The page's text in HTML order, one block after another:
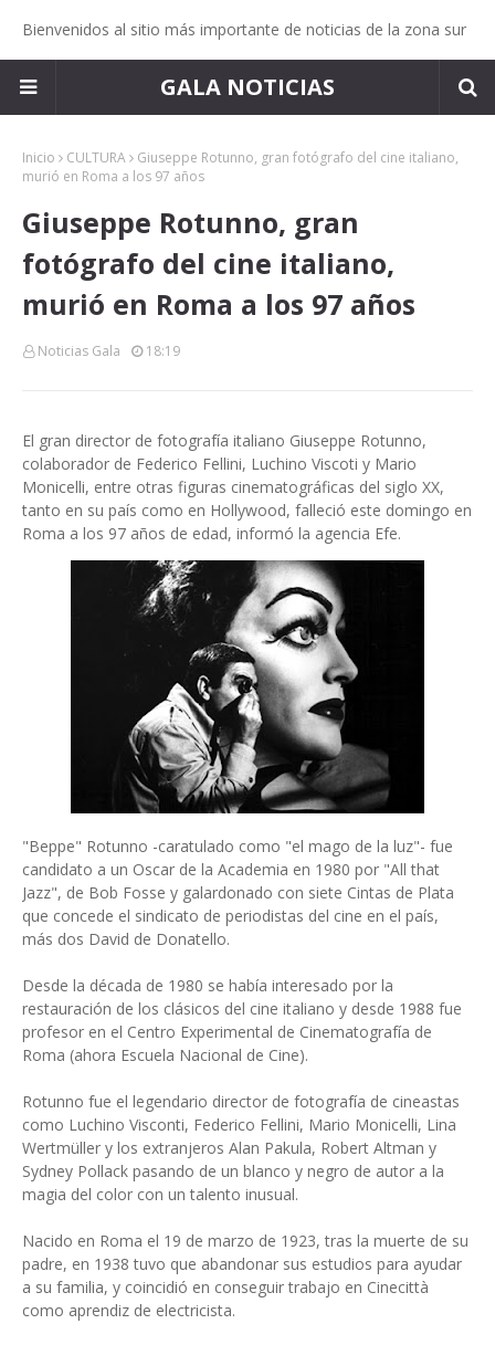
Bienvenidos al sitio más importante de noticias de la zona sur
GALA NOTICIAS
Inicio CULTURA
Giuseppe Rotunno, gran fotógrafo del cine italiano,
murió en Roma a los 97 años
Giuseppe Rotunno, gran
fotógrafo del cine italiano,
murió en Roma a los 97 años
Noticias Gala 18:19
El gran director de fotografía italiano Giuseppe Rotunno,
colaborador de Federico Fellini, Luchino Viscoti y Mario
Monicelli, entre otras figuras cinematográficas del siglo XX,
tanto en su país como en Hollywood, falleció este domingo en
Roma a los 97 años de edad, informó la agencia Efe.
"Beppe" Rotunno -caratulado como "el mago de la luz"- fue
candidato a un Oscar de la Academia en 1980 por "All that
Jazz", de Bob Fosse y galardonado con siete Cintas de Plata
que concede el sindicato de periodistas del cine en el país,
más dos David de Donatello.
Desde la década de 1980 se había interesado por la
restauración de los clásicos del cine italiano y desde 1988 fue
profesor en el Centro Experimental de Cinematografía de
Roma (ahora Escuela Nacional de Cine).
Rotunno fue el legendario director de fotografía de cineastas
como Luchino Visconti, Federico Fellini, Mario Monicelli, Lina
Wertmüller y los extranjeros Alan Pakula, Robert Altman y
Sydney Pollack pasando de un blanco y negro de autor a la
magia del color con un talento inusual.
Nacido en Roma el 19 de marzo de 1923, tras la muerte de su
padre, en 1938 tuvo que abandonar sus estudios para ayudar
a su familia, y coincidió en conseguir trabajo en Cinecittà
como aprendiz de electricista.